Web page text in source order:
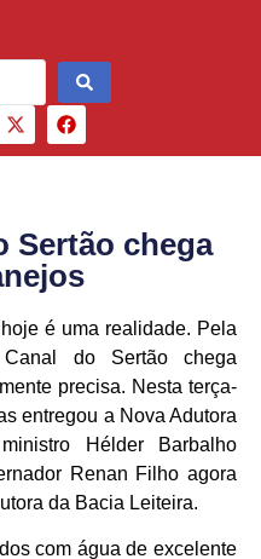
Sertão chega
é uma realidade. Pela
do Sertão chega
precisa. Nesta terça-
entregou a Nova Adutora
Hélder Barbalho
Renan Filho agora
da Bacia Leiteira.
com água de excelente